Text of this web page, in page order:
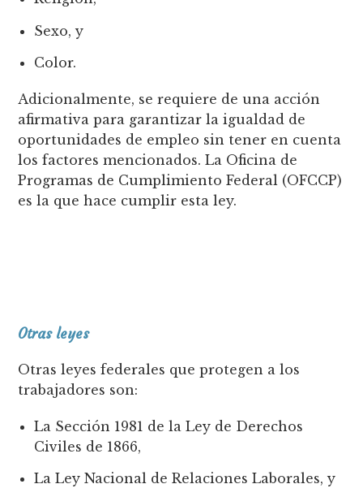
Sexo, y
Color.
Adicionalmente, se requiere de una acción
afirmativa para garantizar la igualdad de
oportunidades de empleo sin tener en cuenta
los factores mencionados. La Oficina de
Programas de Cumplimiento Federal (OFCCP)
es la que hace cumplir esta ley.
Otras leyes
Otras leyes federales que protegen a los
trabajadores son:
La Sección 1981 de la Ley de Derechos
Civiles de 1866,
La Ley Nacional de Relaciones Laborales, y